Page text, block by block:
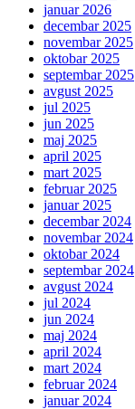
januar 2026
decembar 2025
novembar 2025
oktobar 2025
septembar 2025
avgust 2025
jul 2025
jun 2025
maj 2025
april 2025
mart 2025
februar 2025
januar 2025
decembar 2024
novembar 2024
oktobar 2024
septembar 2024
avgust 2024
jul 2024
jun 2024
maj 2024
april 2024
mart 2024
februar 2024
januar 2024